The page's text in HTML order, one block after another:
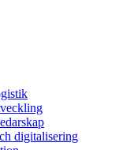
digitalisering